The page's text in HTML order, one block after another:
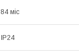
84 міс
IP24